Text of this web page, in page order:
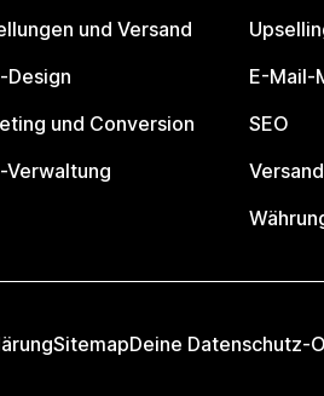
und Versand
Design
und Conversion
Verwaltung
E-Mail-
SEO
Versand
SitemapDeine Datenschutz-